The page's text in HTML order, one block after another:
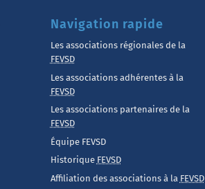
Navigation rapide
Les associations régionales de la
FEVSD
Les associations adhérentes à la
FEVSD
Les associations partenaires de la
FEVSD
Équipe FEVSD
Historique FEVSD
Affiliation des associations à la FEVSD